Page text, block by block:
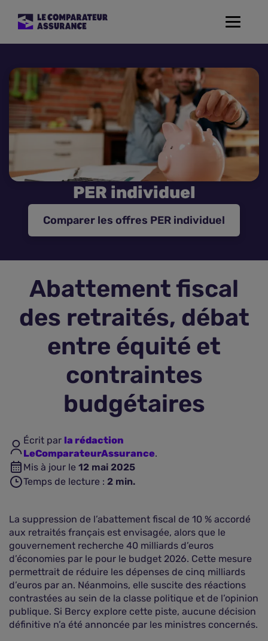
Toggle
Mutuelle Santé
Assurance Moto
Assurance de prêt
Assurance Animaux
Assurance vie
Plus d'assurances
PER individuel
Comparer les offres PER individuel
Abattement fiscal
des retraités, débat
entre équité et
contraintes
budgétaires
Écrit par la rédaction
LeComparateurAssurance.
Mis à jour le 12 mai 2025
Temps de lecture : 2 min.
La suppression de l’abattement fiscal de 10 % accordé
aux retraités français est envisagée, alors que le
gouvernement recherche 40 milliards d’euros
d’économies par le pour le budget 2026. Cette mesure
permettrait de réduire les dépenses de cinq milliards
d’euros par an. Néanmoins, elle suscite des réactions
contrastées au sein de la classe politique et de l’opinion
publique. Si Bercy explore cette piste, aucune décision
définitive n’a été annoncée par les ministres concernés.